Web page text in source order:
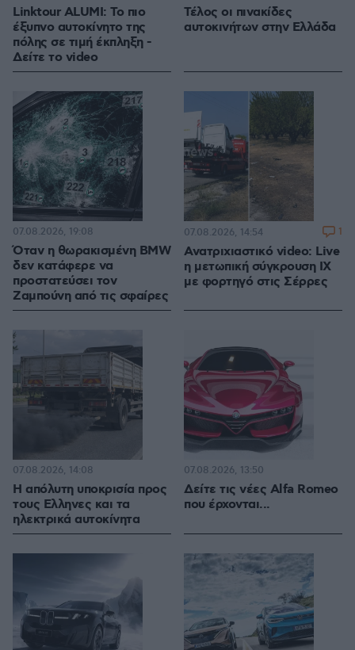
Linktour ALUMI: Το πιο
έξυπνο αυτοκίνητο της
πόλης σε τιμή έκπληξη -
Δείτε το video
Τέλος οι πινακίδες
αυτοκινήτων στην Ελλάδα
Όταν η θωρακισμένη BMW
δεν κατάφερε να
προστατεύσει τον
Ζαμπούνη από τις σφαίρες
07.08.2026, 19:08
Ανατριχιαστικό video: Live
η μετωπική σύγκρουση ΙΧ
με φορτηγό στις Σέρρες
07.08.2026, 14:54 1
Η απόλυτη υποκρισία προς
τους Ελληνες και τα
ηλεκτρικά αυτοκίνητα
07.08.2026, 14:08
Δείτε τις νέες Alfa Romeo
που έρχονται...
07.08.2026, 13:50